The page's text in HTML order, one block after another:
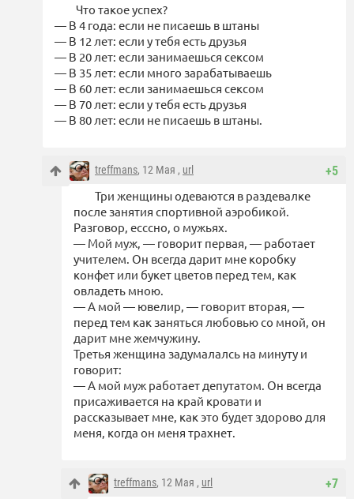
Что такое успех?
— В 4 года: если не писаешь в штаны
— В 12 лет: если у тебя есть друзья
— В 20 лет: если занимаешься сексом
— В 35 лет: если много зарабатываешь
— В 60 лет: если занимаешься сексом
— В 70 лет: если у тебя есть друзья
— В 80 лет: если не писаешь в штаны.
+5
treffmans, 12 Мая , url
Три женщины одеваются в раздевалке
после занятия спортивной аэробикой.
Разговор, есссно, о мужьях.
— Мой муж, — говорит первая, — работает
учителем. Он всегда дарит мне коробку
конфет или букет цветов перед тем, как
овладеть мною.
— А мой — ювелир, — говорит вторая, —
перед тем как заняться любовью со мной, он
дарит мне жемчужину.
Третья женщина задумалалсь на минуту и
говорит:
— А мой муж работает депутатом. Он всегда
присаживается на край кровати и
рассказывает мне, как это будет здорово для
меня, когда он меня трахнет.
+7
treffmans, 12 Мая , url